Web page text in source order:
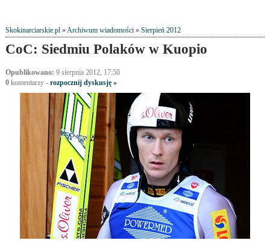
Skokinarciarskie.pl»Archiwum wiadomości» Sierpień 2012
CoC: Siedmiu Polaków w Kuopio
Opublikowano: 9 sierpnia 2012, 17:50
0komentarzy - rozpocznij dyskusję »